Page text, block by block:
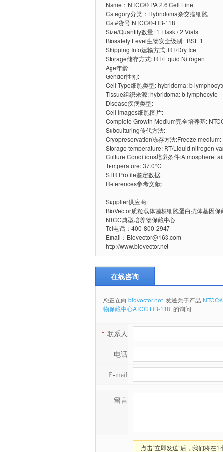
Name：NTCC® PA 2.6 Cell Line
Category分类：Hybridoma杂交瘤细胞
Cat#货号:NTCC®-HB-118
Size/Quantity数量: 1 Flask / 2 Vials
Biosafety Level生物安全级别: BSL 1
Shipping Info运输方式: RT/Dry Ice
Storage储存方式: RT/Liquid Nitrogen
Age年龄:
Gender性别:
Cell Type细胞类型: hybridoma: b
Tissue组织来源: hybridoma: b lymphocyte
Disease疾病类型:
Cell Images细胞图片:
Complete Growth Medium完全培养基:
Subculturing传代方法:
Cryopreservation冻存方法:Freeze
Storage temperature: RT/Liquid nitrogen
Culture Conditions培养条件:Atmosphere:
Temperature: 37.0°C
STR Profile鉴定数据:
References参考文献:
Supplier供应商:
BioVector质粒载体菌株细胞蛋白抗体基因保
NTCC典型培养物保藏中心
Tel电话：400-800-2947
Email：Biovector@163.com
http://www.biovector.net
在线咨询
您正在向 biovector.net 发送关于产品
物保藏中心ATCC HB-118 的询问
* 联系人
电话
E-mail
留言
点击“立即发送”后，我们将在1